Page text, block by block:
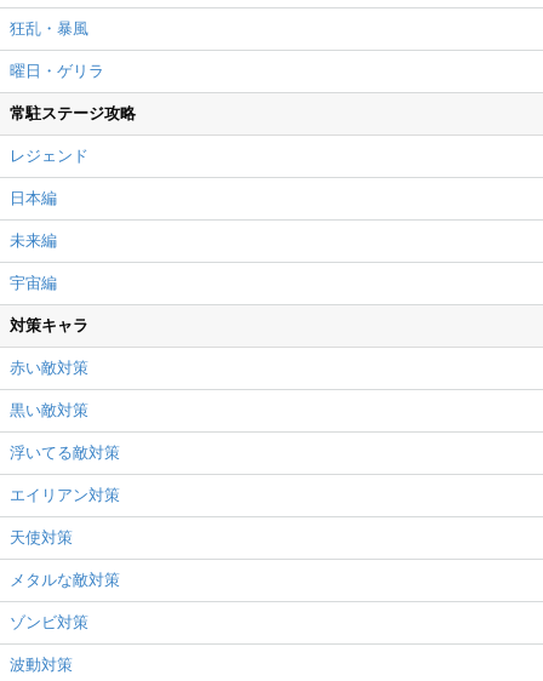
狂乱・暴風
曜日・ゲリラ
常駐ステージ攻略
レジェンド
日本編
未来編
宇宙編
対策キャラ
赤い敵対策
黒い敵対策
浮いてる敵対策
エイリアン対策
天使対策
メタルな敵対策
ゾンビ対策
波動対策